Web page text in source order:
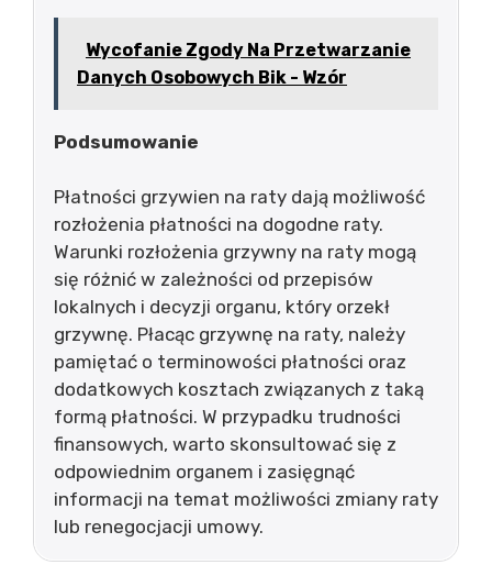
Wycofanie Zgody Na Przetwarzanie
Danych Osobowych Bik - Wzór
Podsumowanie
Płatności grzywien na raty dają możliwość
rozłożenia płatności na dogodne raty.
Warunki rozłożenia grzywny na raty mogą
się różnić w zależności od przepisów
lokalnych i decyzji organu, który orzekł
grzywnę. Płacąc grzywnę na raty, należy
pamiętać o terminowości płatności oraz
dodatkowych kosztach związanych z taką
formą płatności. W przypadku trudności
finansowych, warto skonsultować się z
odpowiednim organem i zasięgnąć
informacji na temat możliwości zmiany raty
lub renegocjacji umowy.